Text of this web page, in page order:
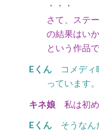
・・・
さて、ステ
の結果はい
という作品で
コメデ
っています。
私は初
そうなん